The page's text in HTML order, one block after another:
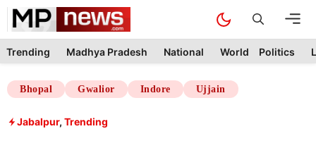
Skip
content
Trending Madhya Pradesh National World Politics
Bhopal Gwalior Indore Ujjain
Jabalpur, Trending